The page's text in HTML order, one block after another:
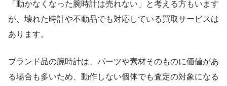
「動かなくなった腕時計は売れない」と考える方もいます
が、壊れた時計や不動品でも対応している買取サービスは
あります。
ブランド品の腕時計は、パーツや素材そのものに価値があ
る場合も多いため、動作しない個体でも査定の対象になる